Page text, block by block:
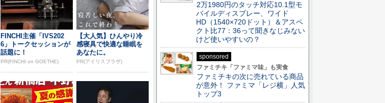
FINCHI主催「IVS202
6」トークセッションが
話題に！
PR(FINCHI on GOETHE)
【大人気】ひんやり冷
感寝具で快適な睡眠を
あなたに。
PR(アイリスプラザ)
2万1980円のタッチ対応10.1型モ
バイルディスプレー、ワイド
HD（1540×720ドット）＆アスペ
クト比77：36って聞きなじみない
けど使いやすいの？
sponsored
ファミチキ「ファミマ味」も実食
ファミチキの次に売れている商品
が意外！ ファミマ「レジ横」人気
トップ3